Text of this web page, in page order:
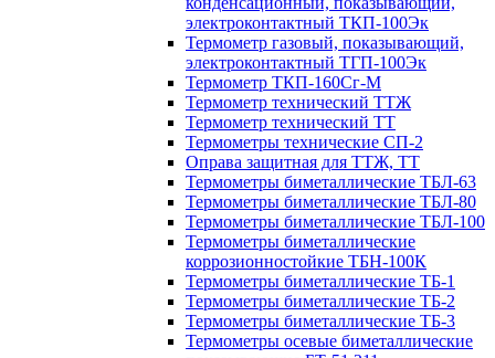
электроконтактный ТКП-100Эк
Термометр газовый, показывающий,
электроконтактный ТГП-100Эк
Термометр ТКП-160Сг-М
Термометр технический ТТЖ
Термометр технический ТТ
Термометры технические СП-2
Оправа защитная для ТТЖ, ТТ
Термометры биметаллические ТБЛ-63
Термометры биметаллические ТБЛ-80
Термометры биметаллические ТБЛ-100
Термометры биметаллические
коррозионностойкие ТБН-100К
Термометры биметаллические ТБ-1
Термометры биметаллические ТБ-2
Термометры биметаллические ТБ-3
Термометры осевые биметаллические